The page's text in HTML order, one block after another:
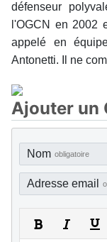
défenseur
l'OGCN en 2002
appelé en
Antonetti. Il ne
Ajouter un
Nom obligatoire
Adresse email